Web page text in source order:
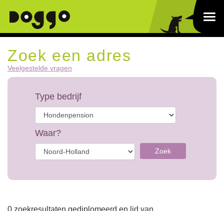
Zoek een adres
Veelgestelde vragen
Type bedrijf
Waar?
Zoek
0 zoekresultaten gediplomeerd en lid van